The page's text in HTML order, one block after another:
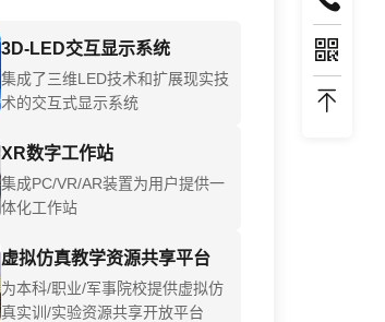
3D-LED交互显示系统
集成了三维LED技术和扩展现实技
术的交互式显示系统
XR数字工作站
集成PC/VR/AR装置为用户提供一
体化工作站
虚拟仿真教学资源共享平台
为本科/职业/军事院校提供虚拟仿
真实训/实验资源共享开放平台